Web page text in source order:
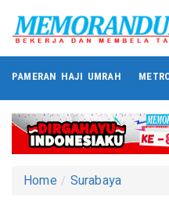
PAMERAN HAJI UMRAH
Home Surabaya